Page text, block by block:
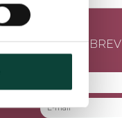
NYHEDSBREV